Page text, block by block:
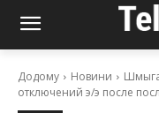
Додому Новини
отключений э/э после